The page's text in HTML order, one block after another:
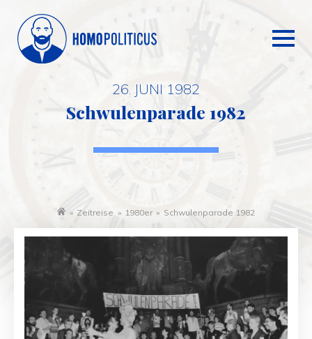
26. JUNI 1982
Schwulenparade 1982
» Zeitreise » 1980er » Schwulenparade 1982